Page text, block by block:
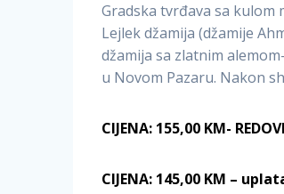
Gradska tvrđava sa kulom
Lejlek džamija (džamije
džamija sa zlatnim
u Novom Pazaru. Nakon
CIJENA: 155,00 KM-
CIJENA: 145,00 KM –